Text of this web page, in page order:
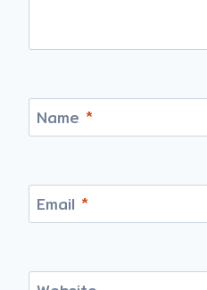
Name *
Email *